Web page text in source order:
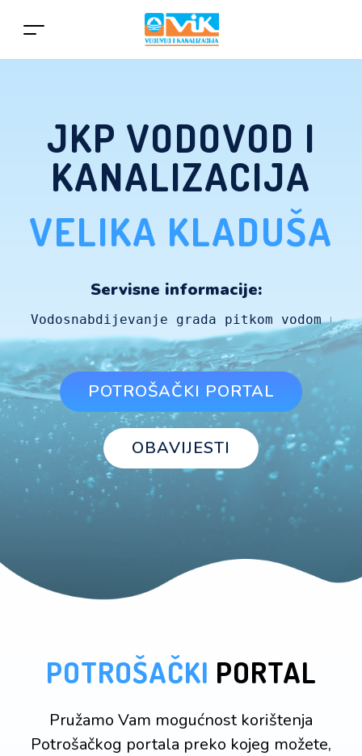
JKP VODOVOD I
KANALIZACIJA
VELIKA KLADUŠA
Servisne informacije:
Vodosnabdijevanje grada pitkom vodom
POTROŠAČKI PORTAL
OBAVIJESTI
POTROŠAČKI PORTAL
Pružamo Vam mogućnost korištenja
Potrošačkog portala preko kojeg možete,